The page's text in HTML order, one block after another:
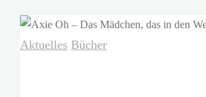
Aktuelles Bücher